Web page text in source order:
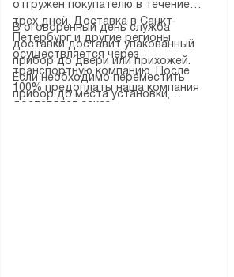
отгружен покупателю в течение
трех дней. Доставка в Санкт-
Петербург и другие регионы
осуществляется через
транспортную компанию. После
100% предоплаты наша компания
доставляет заказ
В оговоренный день служба
доставки доставит упакованный
прибор до двери или прихожей.
Если необходимо переместить
прибор до места установки,